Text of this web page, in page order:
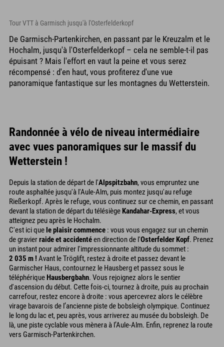
Tour VTT à Garmisch jusqu'à l'Osterfelderkopf
De Garmisch-Partenkirchen, en passant par le Kreuzalm et le
Hochalm, jusqu'à l'Osterfelderkopf – cela ne semble-t-il pas
épuisant ? Mais l'effort en vaut la peine et vous serez
récompensé : d'en haut, vous profiterez d'une vue
panoramique fantastique sur les montagnes du Wetterstein.
Randonnée à vélo de niveau intermédiaire
avec vues panoramiques sur le massif du
Wetterstein !
Depuis la station de départ de l'Alpspitzbahn, vous empruntez une
route asphaltée jusqu'à l'Aule-Alm, puis montez jusqu'au refuge
Rießerkopf. Après le refuge, vous continuez sur ce chemin, en passant
devant la station de départ du télésiègeKandahar-Express, et vous
atteignez peu après le Hochalm.
C'est ici quele plaisir commence : vous vous engagez sur un chemin
de gravierraide et accidentéen direction de l'Osterfelder Kopf. Prenez
un instant pour admirer l'impressionnante altitude du sommet :
2 035 m ! Avant le Tröglift, restez à droite et passez devant le
Garmischer Haus, contournez le Hausberg et passez sous le
téléphériqueHausbergbahn. Vous rejoignez alors le sentier
d'ascension du début. Cette fois-ci, tournez à droite, puis au prochain
carrefour, restez encore à droite : vous apercevrez alors le célèbre
virage bavarois de l’ancienne piste de bobsleigh olympique. Continuez
le long du lac et, peu après, vous arriverez au musée du bobsleigh. De
là, une piste cyclable vous mènera à l’Aule-Alm. Enfin, reprenez la route
vers Garmisch-Partenkirchen.